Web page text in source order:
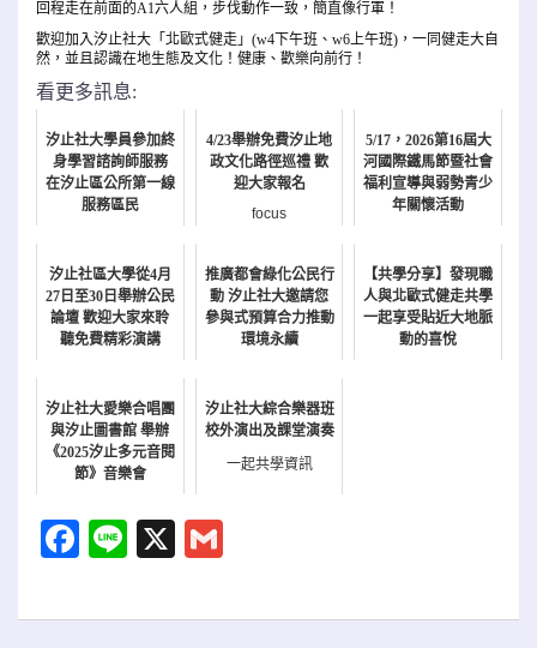
回程走在前面的A1六人組，步伐動作一致，簡直像行軍！
歡迎加入汐止社大「北歐式健走」(w4下午班、w6上午班)，一同健走大自
然，並且認識在地生態及文化！健康、歡樂向前行！
看更多訊息:
汐止社大學員參加終
身學習諮詢師服務
在汐止區公所第一線
服務區民
4/23舉辦免費汐止地
政文化路徑巡禮 歡
迎大家報名
focus
5/17，2026第16屆大
河國際鐵馬節暨社會
福利宣導與弱勢青少
年關懷活動
汐止社區大學從4月
27日至30日舉辦公民
論壇 歡迎大家來聆
聽免費精彩演講
推廣都會綠化公民行
動 汐止社大邀請您
參與式預算合力推動
環境永續
【共學分享】發現職
人與北歐式健走共學
一起享受貼近大地脈
動的喜悅
汐止社大愛樂合唱團
與汐止圖書館 舉辦
《2025汐止多元音閱
節》音樂會
汐止社大綜合樂器班
校外演出及課堂演奏
一起共學資訊
Facebook
LineX